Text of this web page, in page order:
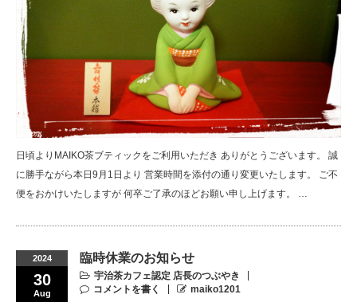
日頃よりMAIKO茶ブティックをご利用いただき ありがとうございます。 誠
に勝手ながら本日9月1日より 営業時間を添付の通り変更いたします。 ご不
便をおかけいたしますが 何卒ご了承のほどお願い申し上げます。 …
2024
30
Aug
臨時休業のお知らせ
宇治茶カフェ認定 店長のつぶやき
コメントを書く
maiko1201